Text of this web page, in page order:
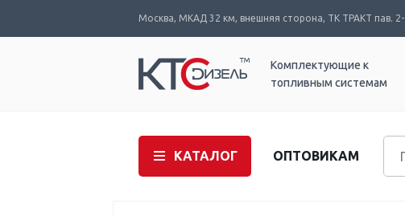
Москва, МКАД 32 км, внешняя сторона, ТК ТРАКТ пав.
Комплектующие к
топливным системам
КАТАЛОГ ОПТОВИКАМ